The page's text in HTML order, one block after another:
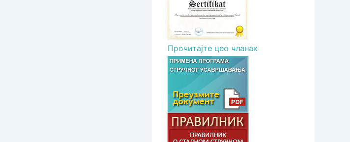
Прочитајте цео чланак